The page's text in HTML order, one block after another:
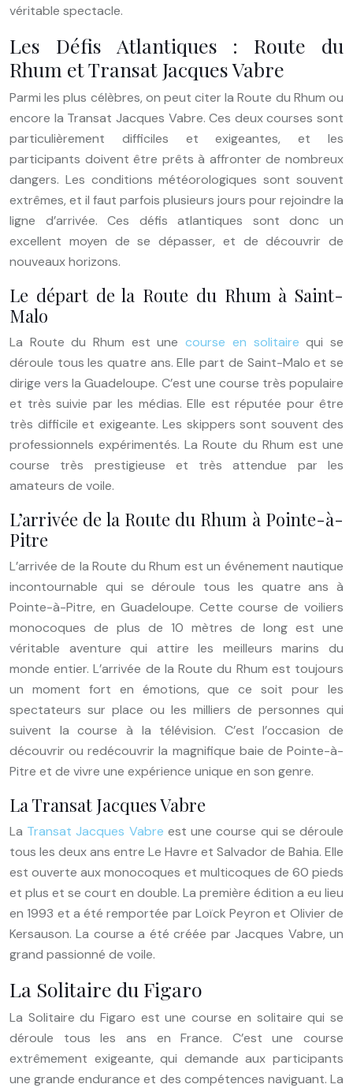
véritable spectacle.
Les Défis Atlantiques : Route du
Rhum et Transat Jacques Vabre
Parmi les plus célèbres, on peut citer la Route du Rhum ou
encore la Transat Jacques Vabre. Ces deux courses sont
particulièrement difficiles et exigeantes, et les
participants doivent être prêts à affronter de nombreux
dangers. Les conditions météorologiques sont souvent
extrêmes, et il faut parfois plusieurs jours pour rejoindre la
ligne d’arrivée. Ces défis atlantiques sont donc un
excellent moyen de se dépasser, et de découvrir de
nouveaux horizons.
Le départ de la Route du Rhum à Saint-
Malo
La Route du Rhum est unecourse en solitaire qui se
déroule tous les quatre ans. Elle part de Saint-Malo et se
dirige vers la Guadeloupe. C’est une course très populaire
et très suivie par les médias. Elle est réputée pour être
très difficile et exigeante. Les skippers sont souvent des
professionnels expérimentés. La Route du Rhum est une
course très prestigieuse et très attendue par les
amateurs de voile.
L’arrivée de la Route du Rhum à Pointe-à-
Pitre
L’arrivée de la Route du Rhum est un événement nautique
incontournable qui se déroule tous les quatre ans à
Pointe-à-Pitre, en Guadeloupe. Cette course de voiliers
monocoques de plus de 10 mètres de long est une
véritable aventure qui attire les meilleurs marins du
monde entier. L’arrivée de la Route du Rhum est toujours
un moment fort en émotions, que ce soit pour les
spectateurs sur place ou les milliers de personnes qui
suivent la course à la télévision. C’est l’occasion de
découvrir ou redécouvrir la magnifique baie de Pointe-à-
Pitre et de vivre une expérience unique en son genre.
La Transat Jacques Vabre
La Transat Jacques Vabre est une course qui se déroule
tous les deux ans entre Le Havre et Salvador de Bahia. Elle
est ouverte aux monocoques et multicoques de 60 pieds
et plus et se court en double. La première édition a eu lieu
en 1993 et a été remportée par Loïck Peyron et Olivier de
Kersauson. La course a été créée par Jacques Vabre, un
grand passionné de voile.
La Solitaire du Figaro
La Solitaire du Figaro est une course en solitaire qui se
déroule tous les ans en France. C’est une course
extrêmement exigeante, qui demande aux participants
une grande endurance et des compétences naviguant. La